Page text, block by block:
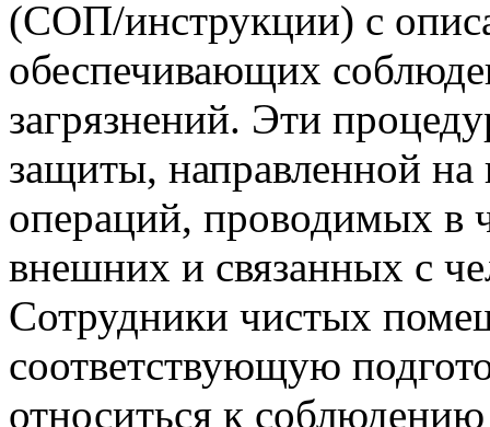
(СОП/инструкции) с
обеспечивающих
загрязнений. Эти
защиты, направленной
операций, проводимых в
внешних и связанных с
Сотрудники чистых
соответствующую
относиться к